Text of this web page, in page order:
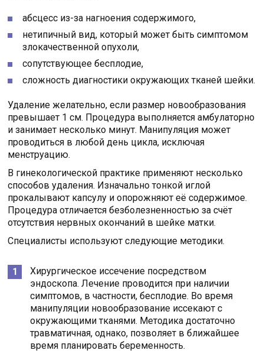
абсцесс из-за нагноения содержимого,
нетипичный вид, который может быть симптомом
злокачественной опухоли,
сопутствующее бесплодие,
сложность диагностики окружающих тканей шейки.
Удаление желательно, если размер новообразования
превышает 1 см. Процедура выполняется амбулаторно
и занимает несколько минут. Манипуляция может
проводиться в любой день цикла, исключая
менструацию.
В гинекологической практике применяют несколько
способов удаления. Изначально тонкой иглой
прокалывают капсулу и опорожняют её содержимое.
Процедура отличается безболезненностью за счёт
отсутствия нервных окончаний в шейке матки.
Специалисты используют следующие методики.
Хирургическое иссечение посредством
эндоскопа. Лечение проводится при наличии
симптомов, в частности, бесплодие. Во время
манипуляции новообразование иссекают с
окружающими тканями. Методика достаточно
травматичная, однако, позволяет в ближайшее
время планировать беременность.